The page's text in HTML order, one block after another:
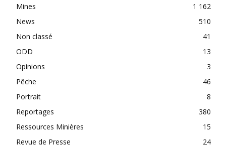
Mines
1 162
News
510
Non classé
41
ODD
13
Opinions
3
Pêche
46
Portrait
8
Reportages
380
Ressources Minières
15
Revue de Presse
24